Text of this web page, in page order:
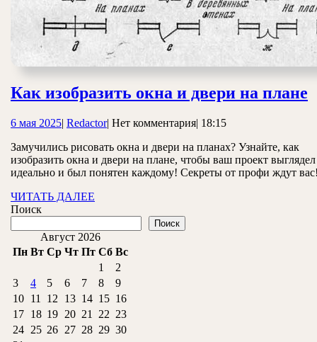
Как изобразить окна и двери на плане
6 мая 20256
2025
| RedactorRedactor
| Нет комментария| 18:15
Замучились рисовать окна и двери на планах? Узнайте, как
изобразить окна и двери на плане, чтобы ваш проект выглядел
идеально и был понятен каждому! Секреты от профи ждут
ЧИТАТЬ ДАЛЕЕ
Поиск
Поиск
Август 2026
Пн Вт Ср Чт Пт Сб Вс
1
2
3
4 5 6 7 8
9
10 11 12 13 14 15 16
17 18 19 20 21 22 23
24 25 26 27 28 29 30